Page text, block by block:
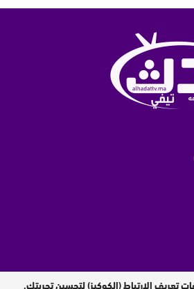
تعريف الارتباط (الكوكيز) لتحسين تجربتك.